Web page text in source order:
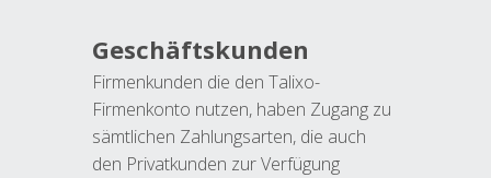
Geschäftskunden
Firmenkunden die den Talixo-
Firmenkonto nutzen, haben Zugang zu
sämtlichen Zahlungsarten, die auch
den Privatkunden zur Verfügung